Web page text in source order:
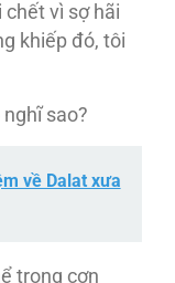
vì sợ hãi
khiếp đó, tôi
sao?
về Dalat xưa
trong cơn